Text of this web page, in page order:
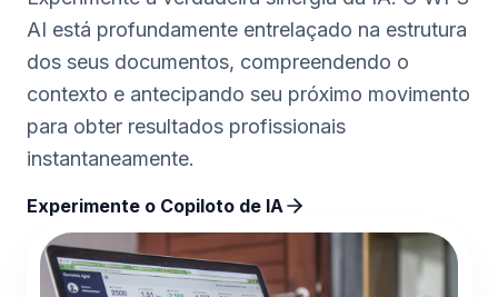
AI está profundamente entrelaçado na estrutura
dos seus documentos, compreendendo o
contexto e antecipando seu próximo movimento
para obter resultados profissionais
instantaneamente.
Experimente o Copiloto de IA